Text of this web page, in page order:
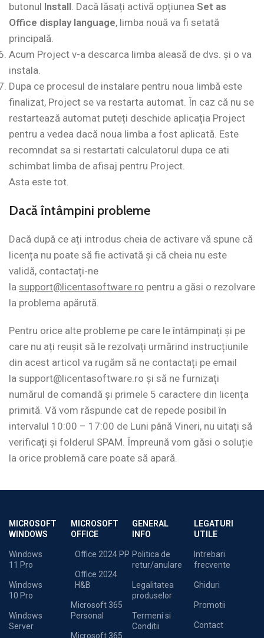
butonul Install. Dacă lăsați activă opțiunea Set as
Office display language, limba nouă va fi setată
principală.
Acum Project v-a descarca limba aleasă de dvs. și o va
instala.
Dupa ce procesul de instalare pentru noua limbă este
finalizat, Project se va restarta automat. În caz că nu se
restartează automat puteți deschide aplicația Project
pentru a vedea dacă noua limba a fost aplicată. Este
recomndat sa si restartati calculatorul dupa ce ati
schimbat limba de afisaj pentru Project.
Asta este tot.
Dacăîntâmpini probleme
Dacă după ce ați introdus cheia de activare vă spune că
licența nu poate să fie activată și că cheia nu este
validă, contactați-ne
la support@licentasoftware.ro pentru a găsi o rezolvare
la problema apărută.
Pentru orice alte probleme pe care le întâmpinați și pe
care nu ați reușit să le rezolvați urmărind instrucțiunile
din acest articol va rugăm să ne contactați pe email
la support@licentasoftware.ro și să ne furnizați
numărul de comandă și primele 5 caractere din licența
primită. Vă vom răspunde cat de repede posibil în
intervalul 10:00 – 17:00 de Luni până Vineri, nu uitați să
verificați și folderul SPAM. Împreună vom găsi o soluție
la orice problemă care poate să apară.
MICROSOFT
WINDOWS
Windows
11 Pro
Windows
10 Pro
Windows
Server
MICROSOFT
OFFICE
Office 2024 PP
Office 2024
H&B
Microsoft 365
Personal
Microsoft 365
GENERAL
INFO
Politica de
retur/anulare
Legalitatea
produselor
Termeni si
Conditii
LEGATURI
UTILE
Intrebari
frecvente
Ghiduri
Promotii
Contact